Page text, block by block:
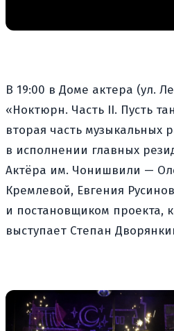
В 19:00 в Доме актера (ул.
«Ноктюрн. Часть II. Пусть
вторая часть
в исполнении главных
Актёра им. Чонишвили —
Кремлевой, Евгения
и постановщиком проекта,
выступает Степан